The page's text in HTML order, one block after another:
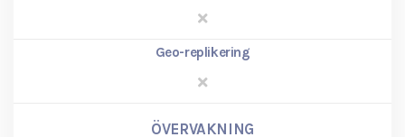
Geo-replikering
ÖVERVAKNING